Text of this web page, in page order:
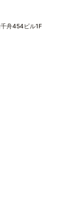
舟454ビル1F